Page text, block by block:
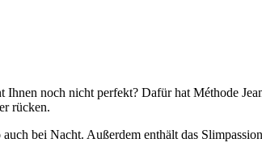
noch nicht perfekt? Dafür hat Méthode
rücken.
bei Nacht. Außerdem enthält das